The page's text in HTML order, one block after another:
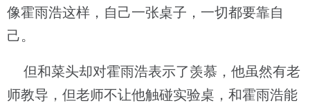
像霍雨浩这样，自己一张桌子，一切都要靠自
己。
但和菜头却对霍雨浩表示了羡慕，他虽然有老
师教导，但老师不让他触碰实验桌，和霍雨浩能